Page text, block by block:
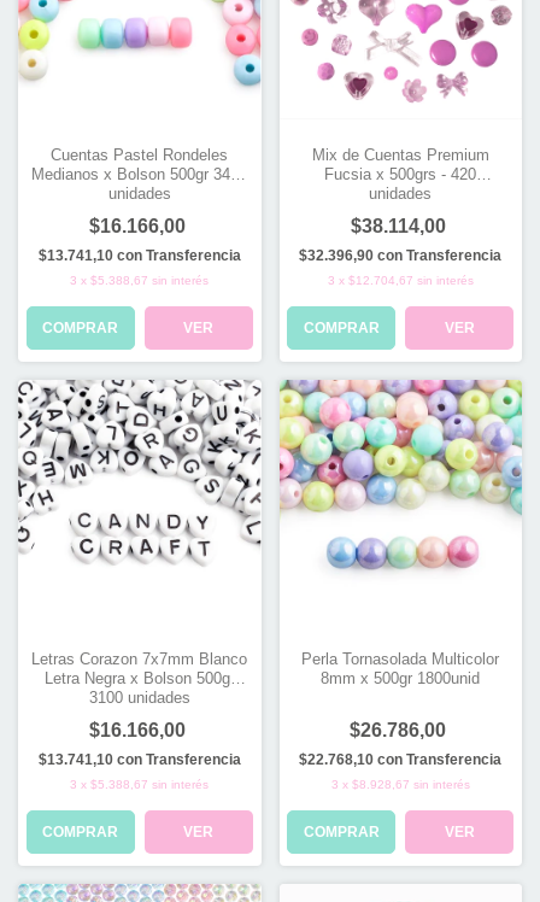
Cuentas Pastel Rondeles
Medianos x Bolson 500gr 3400
unidades
$16.166,00
$13.741,10 con Transferencia
3 x$5.388,67 sin interés
COMPRAR VER
Mix de Cuentas Premium
Fucsia x 500grs - 420
unidades
$38.114,00
$32.396,90con Transferencia
3 x $12.704,67 sin interés
COMPRAR VER
Letras Corazon 7x7mm Blanco
Letra Negra x Bolson 500gr
3100 unidades
$16.166,00
$13.741,10 con Transferencia
3 x$5.388,67 sin interés
COMPRAR VER
Perla Tornasolada Multicolor
8mm x 500gr 1800unid
$26.786,00
$22.768,10con Transferencia
3 x $8.928,67 sin interés
COMPRAR VER